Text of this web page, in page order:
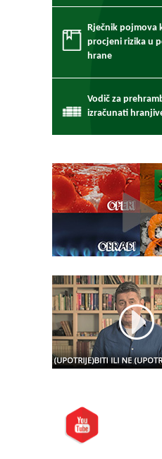
Rječnik pojmova
procjeni rizika u
hrane
Vodič za
izračunati